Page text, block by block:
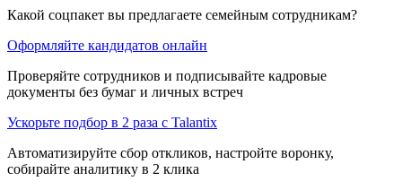
Какой соцпакет вы предлагаете семейным сотрудникам?
Оформляйте кандидатов онлайн
Проверяйте сотрудников и подписывайте кадровые
документы без бумаг и личных встреч
Ускорьте подбор в 2 раза с Talantix
Автоматизируйте сбор откликов, настройте воронку,
собирайте аналитику в 2 клика